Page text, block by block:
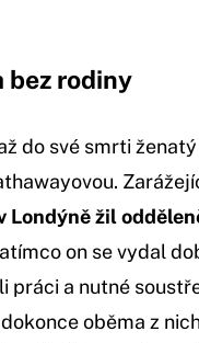
bez rodiny
do své smrti
Londýně žil
on se vydal
práci a nutné
oběma z